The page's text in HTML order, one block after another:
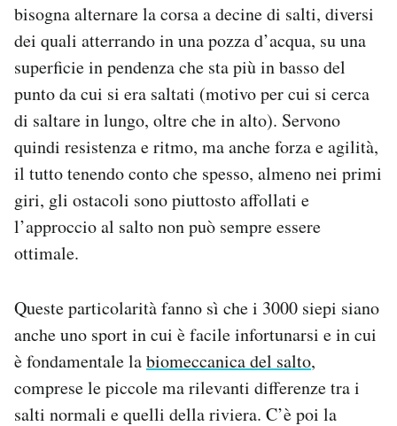
bisogna alternare la corsa a decine di salti, diversi
dei quali atterrando in una pozza d’acqua, su una
superficie in pendenza che sta più in basso del
punto da cui si era saltati (motivo per cui si cerca
di saltare in lungo, oltre che in alto). Servono
quindi resistenza e ritmo, ma anche forza e agilità,
il tutto tenendo conto che spesso, almeno nei primi
giri, gli ostacoli sono piuttosto affollati e
l’approccio al salto non può sempre essere
ottimale.
Queste particolarità fanno sì che i 3000 siepi siano
anche uno sport in cui è facile infortunarsi e in cui
è fondamentale labiomeccanica del salto,
comprese le piccole ma rilevanti differenze tra i
salti normali e quelli della riviera. C’è poi la